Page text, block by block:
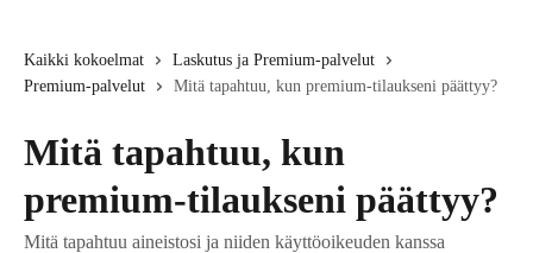
Kaikki kokoelmat
Laskutus ja Premium-palvelut
Premium-palvelut
Mitä tapahtuu, kun premium-tilaukseni päättyy?
Mitä tapahtuu, kun
premium-tilaukseni päättyy?
Mitä tapahtuu aineistosi ja niiden käyttöoikeuden kanssa